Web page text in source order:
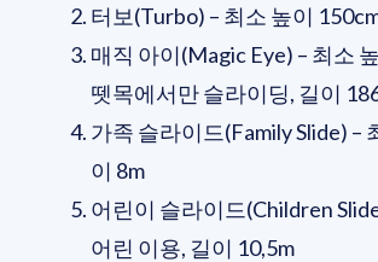
터보(Turbo) – 최소 높이
매직 아이(Magic Eye) – 최소
뗏목에서만 슬라이딩, 길이
가족 슬라이드(Family Slide) –
이 8m
어린이 슬라이드(Children
어린 이용, 길이 10,5m